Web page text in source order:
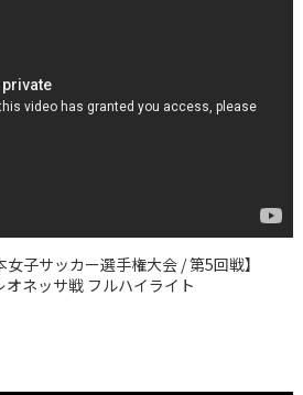
女子サッカー選手権大会 / 第5回戦】
ネッサ戦 フルハイライト